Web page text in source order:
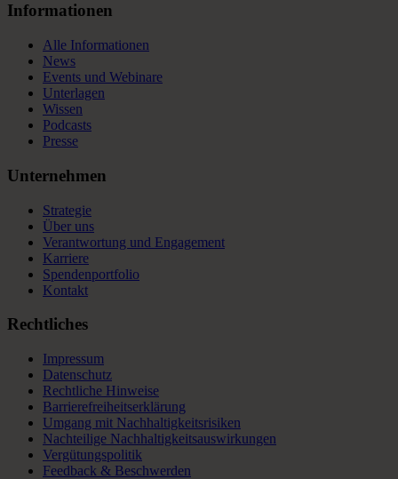
Informationen
Alle Informationen
News
Events und Webinare
Unterlagen
Wissen
Podcasts
Presse
Unternehmen
Strategie
Über uns
Verantwortung und Engagement
Karriere
Spendenportfolio
Kontakt
Rechtliches
Impressum
Datenschutz
Rechtliche Hinweise
Barrierefreiheitserklärung
Umgang mit Nachhaltigkeitsrisiken
Nachteilige Nachhaltigkeitsauswirkungen
Vergütungspolitik
Feedback & Beschwerden